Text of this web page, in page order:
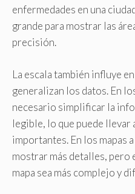
enfermedades en una
grande para mostrar las
precisión.
La escala también influye
generalizan los datos. En
necesario simplificar la
legible, lo que puede llevar
importantes. En los mapas
mostrar más detalles, pero
mapa sea más complejo y